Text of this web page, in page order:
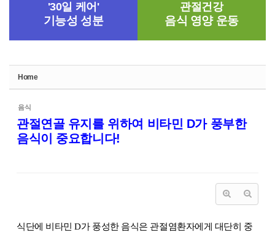
'30일 케어'
기능성 성분
관절건강
음식 영양 운동
Home
음식
관절연골 유지를 위하여 비타민 D가 풍부한
음식이 중요합니다!
식단에 비타민 D가 풍성한 음식은 관절염환자에게 대단히 중